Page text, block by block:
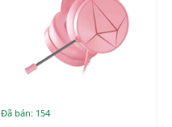
Đã bán: 154